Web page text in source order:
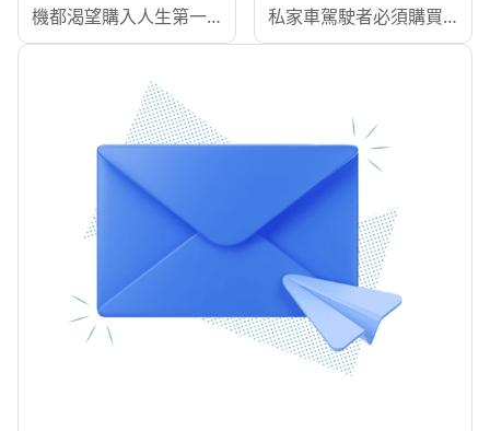
並比較各大二手車平台
的特色，適合第一次在
不只是格價鬥平就可
以，當中所包括的保障
bolttech保特「智駕保
Plus」汽車保險保障逐
一詳細分析！
機都渴望購入人生第一
輛車，體驗做車主的樂
機，路面經驗尚淺，泊
車或駕駛時稍不留神可
能導致車身刮花或小碰
撞。因此，選擇一部易
於操控、保養成本低且
價格實惠的「P牌車」至
關重要。MoneyHero精
心整理，推薦12款適合P
牌新手的熱門私家車，
私家車駕駛者必須購買
汽車保險
意外後的索償或第三方
索償需求。當發生車禍
時，保險公司會進行公
正的調查，確保無責任
方獲得應有的賠償。然
而，意外發生後，若不
小心說了不恰當的話，
可能會對你的保險索償
造成負面影響，甚至導